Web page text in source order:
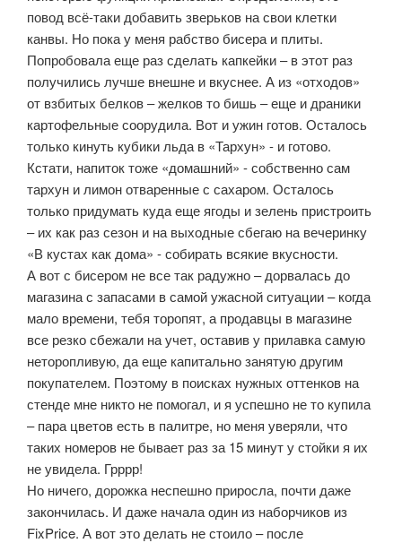
повод всё-таки добавить зверьков на свои клетки
канвы. Но пока у меня рабство бисера и плиты.
Попробовала еще раз сделать капкейки – в этот раз
получились лучше внешне и вкуснее. А из «отходов»
от взбитых белков – желков то бишь – еще и драники
картофельные соорудила. Вот и ужин готов. Осталось
только кинуть кубики льда в «Тархун» - и готово.
Кстати, напиток тоже «домашний» - собственно сам
тархун и лимон отваренные с сахаром. Осталось
только придумать куда еще ягоды и зелень пристроить
– их как раз сезон и на выходные сбегаю на вечеринку
«В кустах как дома» - собирать всякие вкусности.
А вот с бисером не все так радужно – дорвалась до
магазина с запасами в самой ужасной ситуации – когда
мало времени, тебя торопят, а продавцы в магазине
все резко сбежали на учет, оставив у прилавка самую
неторопливую, да еще капитально занятую другим
покупателем. Поэтому в поисках нужных оттенков на
стенде мне никто не помогал, и я успешно не то купила
– пара цветов есть в палитре, но меня уверяли, что
таких номеров не бывает раз за 15 минут у стойки я их
не увидела. Грррр!
Но ничего, дорожка неспешно приросла, почти даже
закончилась. И даже начала один из наборчиков из
FixPrice. А вот это делать не стоило – после